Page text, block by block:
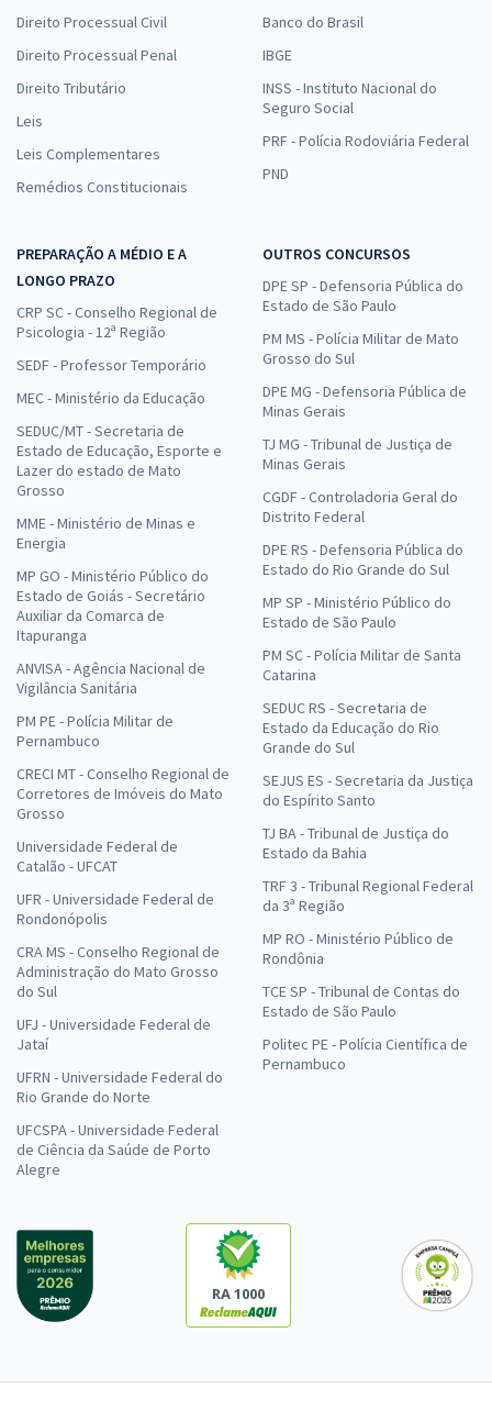
Direito Processual Civil
Direito Processual Penal
Direito Tributário
Leis
Leis Complementares
Remédios Constitucionais
Banco do Brasil
IBGE
INSS - Instituto Nacional do
Seguro Social
PRF - Polícia Rodoviária Federal
PND
PREPARAÇÃO A MÉDIO E A
LONGO PRAZO
CRP SC - Conselho Regional de
Psicologia - 12ª Região
SEDF - Professor Temporário
MEC - Ministério da Educação
SEDUC/MT - Secretaria de
Estado de Educação, Esporte e
Lazer do estado de Mato
Grosso
MME - Ministério de Minas e
Energia
MP GO - Ministério Público do
Estado de Goiás - Secretário
Auxiliar da Comarca de
Itapuranga
ANVISA - Agência Nacional de
Vigilância Sanitária
PM PE - Polícia Militar de
Pernambuco
CRECI MT - Conselho Regional de
Corretores de Imóveis do Mato
Grosso
Universidade Federal de
Catalão - UFCAT
UFR - Universidade Federal de
Rondonópolis
CRA MS - Conselho Regional de
Administração do Mato Grosso
do Sul
UFJ - Universidade Federal de
Jataí
UFRN - Universidade Federal do
Rio Grande do Norte
UFCSPA - Universidade Federal
de Ciência da Saúde de Porto
Alegre
OUTROS CONCURSOS
DPE SP - Defensoria Pública do
Estado de São Paulo
PM MS - Polícia Militar de Mato
Grosso do Sul
DPE MG - Defensoria Pública de
Minas Gerais
TJ MG - Tribunal de Justiça de
Minas Gerais
CGDF - Controladoria Geral do
Distrito Federal
DPE RS - Defensoria Pública do
Estado do Rio Grande do Sul
MP SP - Ministério Público do
Estado de São Paulo
PM SC - Polícia Militar de Santa
Catarina
SEDUC RS - Secretaria de
Estado da Educação do Rio
Grande do Sul
SEJUS ES - Secretaria da Justiça
do Espírito Santo
TJ BA - Tribunal de Justiça do
Estado da Bahia
TRF 3 - Tribunal Regional Federal
da 3ª Região
MP RO - Ministério Público de
Rondônia
TCE SP - Tribunal de Contas do
Estado de São Paulo
Politec PE - Polícia Científica de
Pernambuco
RA 1000